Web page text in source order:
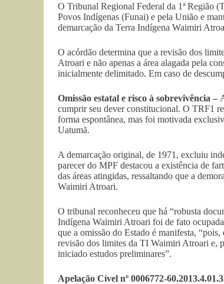
O Tribunal Regional Federal da 1ª Região
Povos Indígenas (Funai) e pela União e
demarcação da Terra Indígena Waimiri
O acórdão determina que a revisão dos
Atroari e não apenas a área alagada pela
inicialmente delimitado. Em caso de
Omissão estatal e risco à sobrevivência –
cumprir seu dever constitucional. O TRF1
forma espontânea, mas foi motivada
Uatumã.
A demarcação original, de 1971, excluiu
parecer do MPF destacou a existência de
das áreas atingidas, ressaltando que a
Waimiri Atroari.
O tribunal reconheceu que há “robusta
Indígena Waimiri Atroari foi de fato
que a omissão do Estado é manifesta,
revisão dos limites da TI Waimiri Atroari e,
iniciado estudos preliminares”.
Apelação Cível nº 0006772-